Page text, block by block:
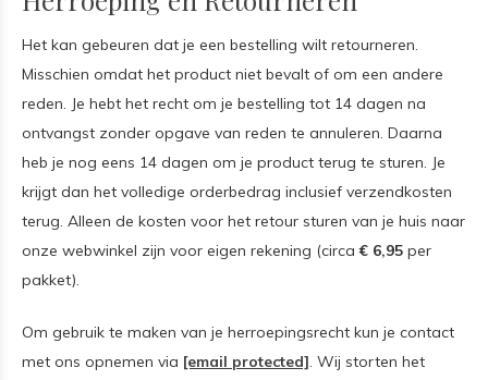
Het kan gebeuren dat je een bestelling wilt retourneren.
Misschien omdat het product niet bevalt of om een andere
reden. Je hebt het recht om je bestelling tot 14 dagen na
ontvangst zonder opgave van reden te annuleren. Daarna
heb je nog eens 14 dagen om je product terug te sturen. Je
krijgt dan het volledige orderbedrag inclusief verzendkosten
terug. Alleen de kosten voor het retour sturen van je huis naar
onze webwinkel zijn voor eigen rekening (circa€ 6,95 per
pakket).
Om gebruik te maken van je herroepingsrecht kun je contact
met ons opnemen via [email protected]. Wij storten het